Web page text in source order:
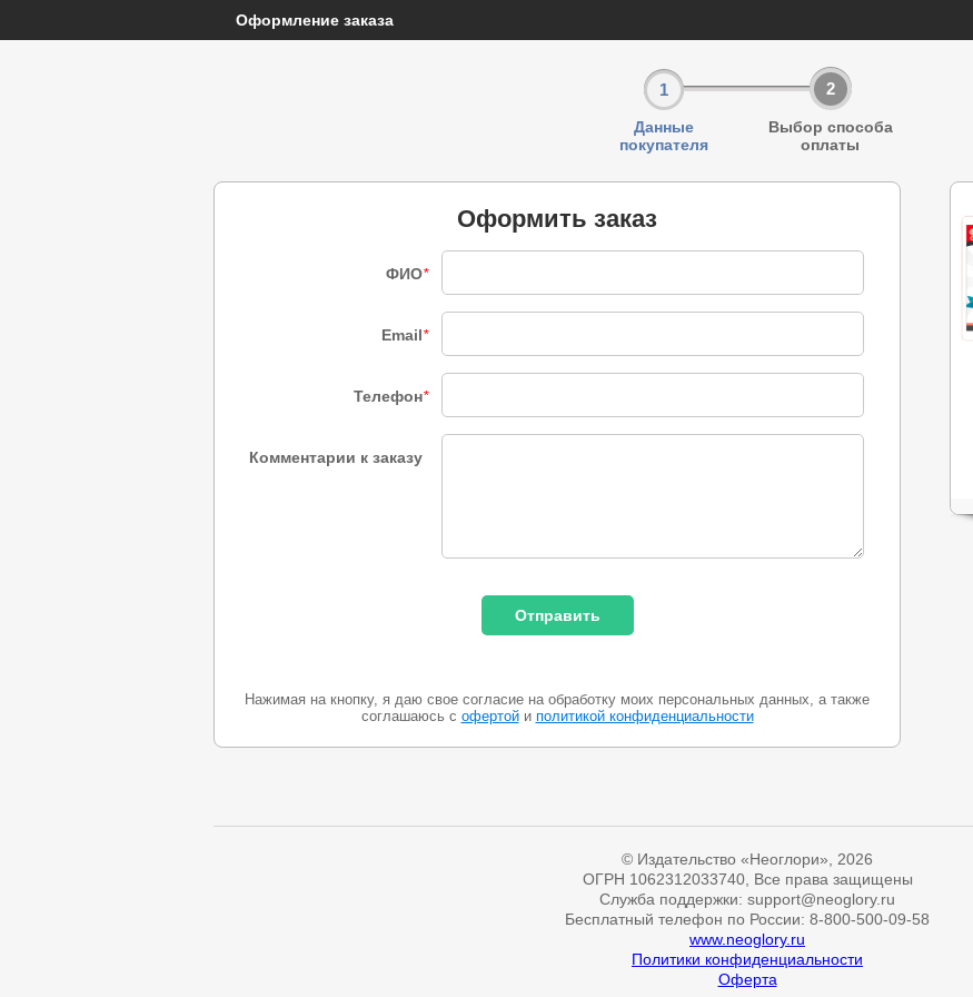
Оформление заказа
1
Данные
покупателя
2
Выбор способа
оплаты
Оформить заказ
ФИО*
Email*
Телефон*
Комментарии к заказу
Нажимая на кнопку, я даю свое согласие на обработку моих персональных данных, а также
соглашаюсь с офертойи политикой конфиденциальности
© Издательство «Неоглори», 2026
ОГРН 1062312033740, Все права защищены
Служба поддержки: support@neoglory.ru
Бесплатный телефон по России: 8-800-500-09-58
www.neoglory.ru
Политики конфиденциальности
Оферта